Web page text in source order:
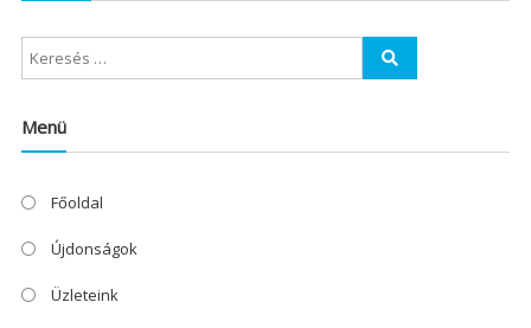
Menü
Főoldal
Újdonságok
Üzleteink